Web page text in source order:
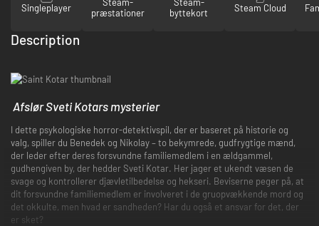
Singleplayer
præstationer
byttekort
Steam Cloud
Description
‏ Afslør Sveti Kotars mysterier
valg, spiller du Benedek og Nikolay – to bekymrede, gudfrygtige mænd,
der leder efter deres forsvundne familiemedlem i en ældgammel,
gudhengiven by, der hedder Sveti Kotar. Her jager et ukendt væsen de
svage og kontrollerer djævletilbedelse og hekseri. Beviserne peger på, at
dit forsvundne familiemedlem er involveret i de gruopvækkende mord og
det okkulte, men hvad er sandheden? Har du også et ansvar for det, der
er sket?